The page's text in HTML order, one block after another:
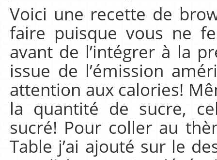
Voici une recette de
faire puisque vous ne
avant de l’intégrer à la
issue de l’émission
attention aux calories!
la quantité de sucre,
sucré! Pour coller au
Table j’ai ajouté sur le